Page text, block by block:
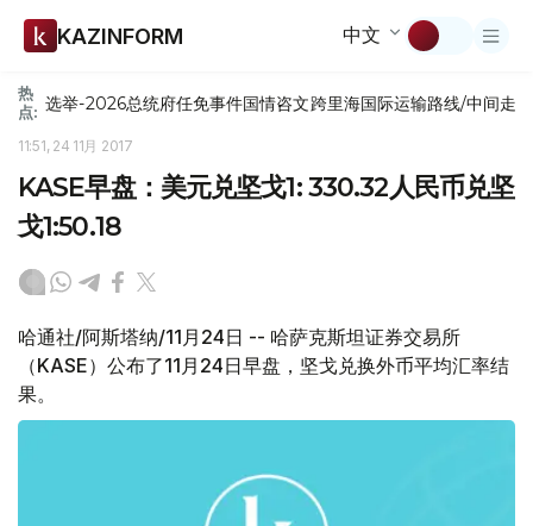
KAZINFORM 中文
热
点: 选举-2026总统府任免事件国情咨文跨里海国际运输路线/中间走廊
11:51, 24 11月 2017
KASE早盘：美元兑坚戈1: 330.32人民币兑坚
戈1:50.18
哈通社/阿斯塔纳/11月24日 -- 哈萨克斯坦证券交易所
（KASE）公布了11月24日早盘，坚戈兑换外币平均汇率结
果。